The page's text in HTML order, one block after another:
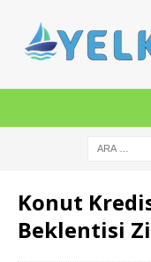
Konut
Beklentisi